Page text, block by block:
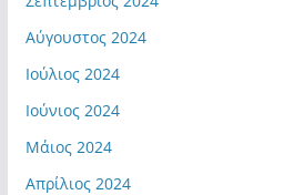
Αύγουστος 2024
Ιούλιος 2024
Ιούνιος 2024
Μάιος 2024
Απρίλιος 2024